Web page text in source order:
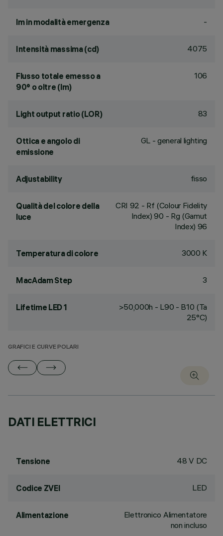
lm in modalità emergenza -
Intensità massima (cd) 4075
Flusso totale emesso a
90° o oltre (lm)
106
Light output ratio (LOR) 83
Ottica e angolo di
emissione
GL - general lighting
Adjustability fisso
Qualità del colore della
luce
CRI 92 - Rf (Colour Fidelity
Index) 90 - Rg (Gamut
Index) 96
Temperatura di colore 3000 K
MacAdam Step 3
Lifetime LED 1
>50,000h - L90 - B10 (Ta
25°C)
GRAFICI E CURVE POLARI
DATI ELETTRICI
Tensione 48 V DC
Codice ZVEI LED
Alimentazione
Elettronico Alimentatore
non incluso